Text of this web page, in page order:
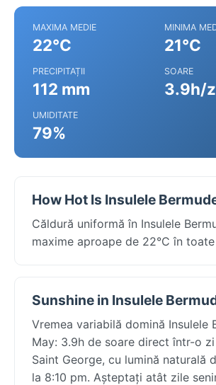
MAXIMA MEDIE
22°C
MINIMA
21°C
PRECIPITAȚII
112 mm
SOARE
3.9h/
UMIDITATE
79%
How Hot Is Insulele
Căldură uniformă în Insulele
maxime aproape de 22°C în
Sunshine in Insulele
Vremea variabilă domină Insulele
May: 3.9h de soare direct într-o
Saint George, cu lumină naturală
la 8:10 pm. Așteptați atât zile